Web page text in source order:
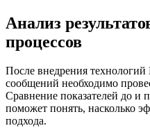
Анализ
процессов
После внедрения
сообщений необходимо
Сравнение показателей до и
поможет понять, насколько
подхода.